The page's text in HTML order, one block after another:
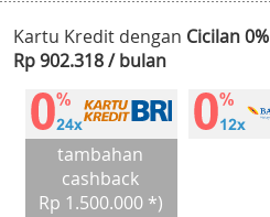
Kartu Kredit dengan Cicilan 0%
Rp 902.318 / bulan
tambahan
cashback
Rp 1.500.000 *)